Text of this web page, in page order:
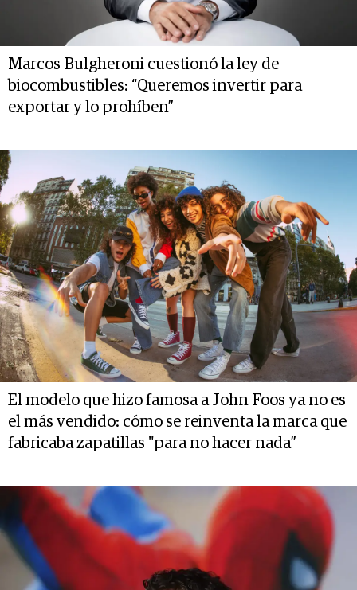
Marcos Bulgheroni cuestionó la ley de
biocombustibles: “Queremos invertir para
exportar y lo prohíben”
El modelo que hizo famosa a John Foos ya no es
el más vendido: cómo se reinventa la marca que
fabricaba zapatillas "para no hacer nada”